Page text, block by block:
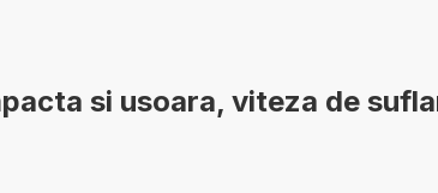
si usoara, viteza de